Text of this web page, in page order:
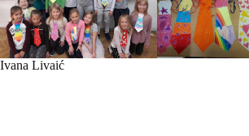
Ivana Livaić